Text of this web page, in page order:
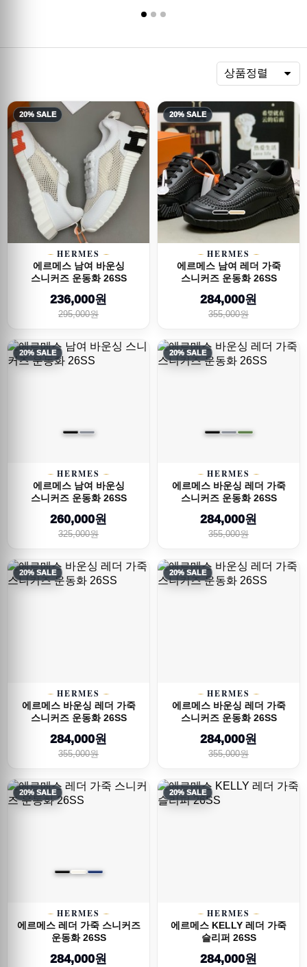
상품정렬
20% SALE
HERMES
에르메스 남여 바운싱
스니커즈 운동화 26SS
236,000원
295,000원
20% SALE
HERMES
에르메스 남여 레더 가죽
스니커즈 운동화 26SS
284,000원
355,000원
20% SALE
HERMES
에르메스 남여 바운싱
스니커즈 운동화 26SS
260,000원
325,000원
20% SALE
HERMES
에르메스 바운싱 레더 가죽
스니커즈 운동화 26SS
284,000원
355,000원
20% SALE
HERMES
에르메스 바운싱 레더 가죽
스니커즈 운동화 26SS
284,000원
355,000원
20% SALE
HERMES
에르메스 바운싱 레더 가죽
스니커즈 운동화 26SS
284,000원
355,000원
20% SALE
HERMES
에르메스 레더 가죽 스니커즈
운동화 26SS
284,000원
20% SALE
HERMES
에르메스 KELLY 레더 가죽
슬리퍼 26SS
284,000원